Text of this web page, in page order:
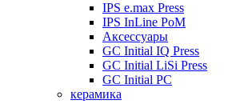
IPS e.max Press
IPS InLine PoM
Аксессуары
GC Initial IQ Press
GC Initial LiSi Press
GC Initial PC
керамика